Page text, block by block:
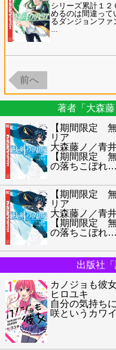
シリーズ累計１
めるのは間違って
るダンジョンファ
…
前へ
著者「大森
【期間限定
リア
大森藤ノ／青
【期間限定
の落ちこぼれ
【期間限定
リア
大森藤ノ／青
【期間限定
の落ちこぼれ
出版社
カノジョも彼
ヒロユキ
自分の気持ち
咲というカワイ